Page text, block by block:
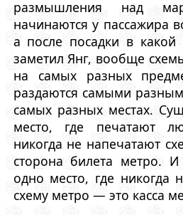
размышления над
начинаются у пассажира
а после посадки в какой
заметил Янг, вообще
на самых разных
раздаются самыми
самых разных местах.
место, где печатают
никогда не напечатают
сторона билета метро. И
одно место, где никогда
схему метро — это касса